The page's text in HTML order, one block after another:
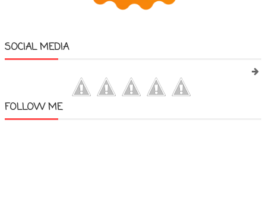
SOCIAL MEDIA
FOLLOW ME